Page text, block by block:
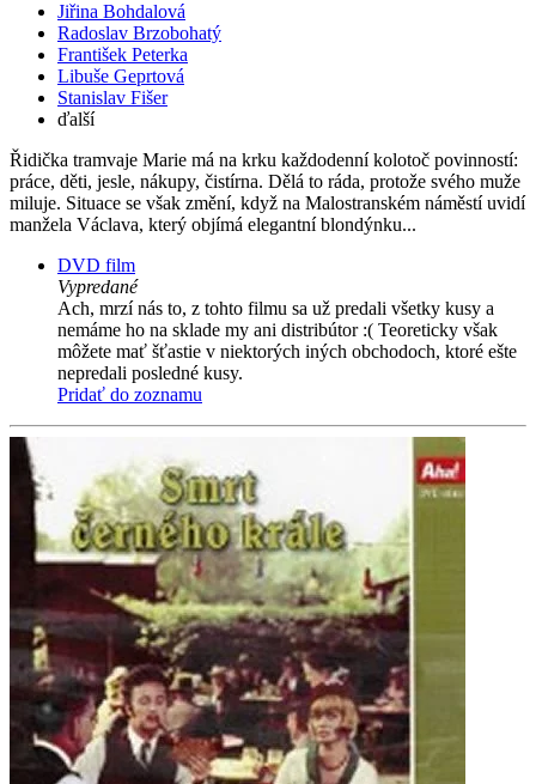
Jiřina Bohdalová
Radoslav Brzobohatý
František Peterka
Libuše Geprtová
Stanislav Fišer
ďalší
Řidička tramvaje Marie má na krku každodenní kolotoč povinností:
práce, děti, jesle, nákupy, čistírna. Dělá to ráda, protože svého muže
miluje. Situace se však změní, když na Malostranském náměstí uvidí
manžela Václava, který objímá elegantní blondýnku...
DVD film
Vypredané
Ach, mrzí nás to, z tohto filmu sa už predali všetky kusy a
nemáme ho na sklade my ani distribútor :( Teoreticky však
môžete mať šťastie v niektorých iných obchodoch, ktoré ešte
nepredali posledné kusy.
Pridať do zoznamu